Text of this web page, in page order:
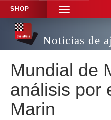
SHOP
TOGGLE
NAVIGATION
Noticias de
Mundial de
análisis por
Marin